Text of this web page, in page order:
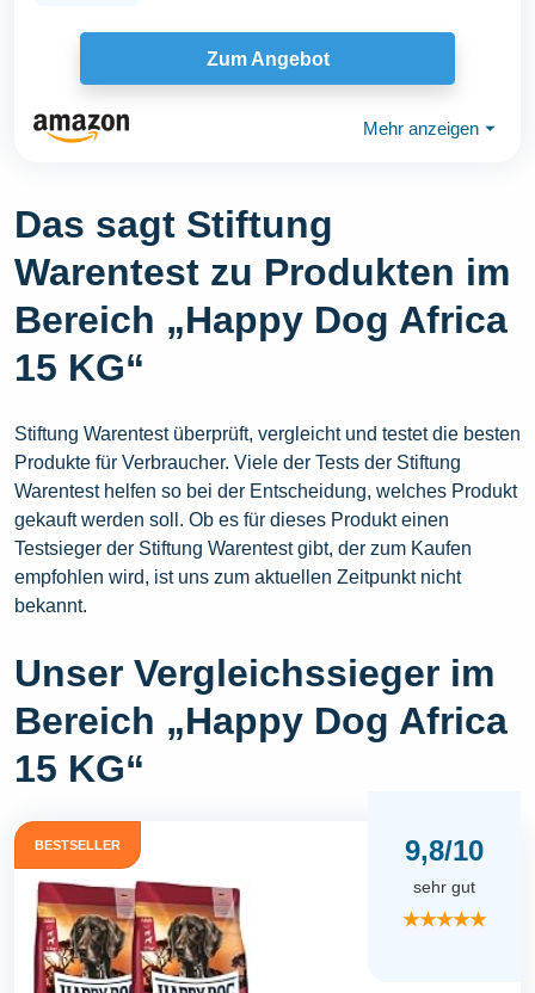
Zum Angebot
Mehr anzeigen ⏷
Das sagt Stiftung
Warentest zu Produkten im
Bereich „Happy Dog Africa
15 KG“
Stiftung Warentest überprüft, vergleicht und testet die besten
Produkte für Verbraucher. Viele der Tests der Stiftung
Warentest helfen so bei der Entscheidung, welches Produkt
gekauft werden soll. Ob es für dieses Produkt einen
Testsieger der Stiftung Warentest gibt, der zum Kaufen
empfohlen wird, ist uns zum aktuellen Zeitpunkt nicht
bekannt.
Unser Vergleichssieger im
Bereich „Happy Dog Africa
15 KG“
BESTSELLER 9,8/10
sehr gut
★★★★★